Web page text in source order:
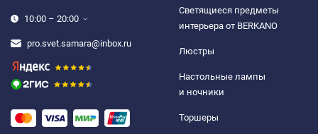
10:00 – 20:00
pro.svet.samara@inbox.ru
Светящиеся предметы
интерьера от BERKANO
Люстры
Настольные лампы
и ночники
Торшеры